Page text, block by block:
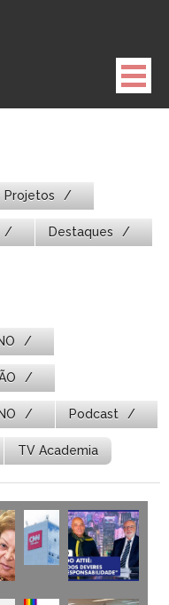
Projetos
Destaques
Podcast
TV Academia